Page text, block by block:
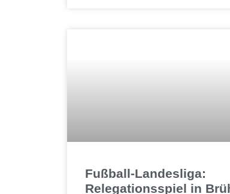
Fußball-Landesliga:
Relegationsspiel in